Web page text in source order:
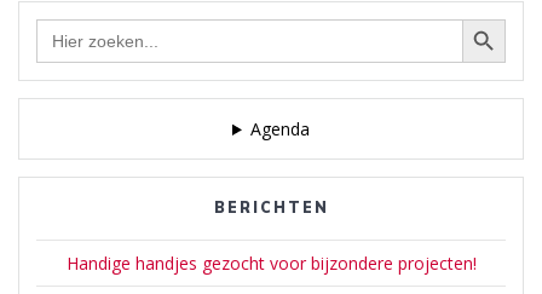
Zoek Zoekknop
Agenda
BERICHTEN
Handige handjes gezocht voor bijzondere projecten!